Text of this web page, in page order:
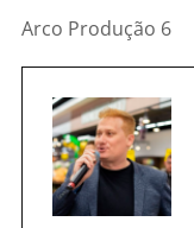
Arco Produção 6